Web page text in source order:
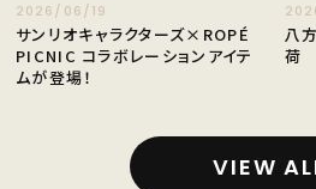
2026/06/19
サンリオキャラクターズ×ROPÉ
PICNIC コラボレーションアイテ
ムが登場！
八
荷
VIEW